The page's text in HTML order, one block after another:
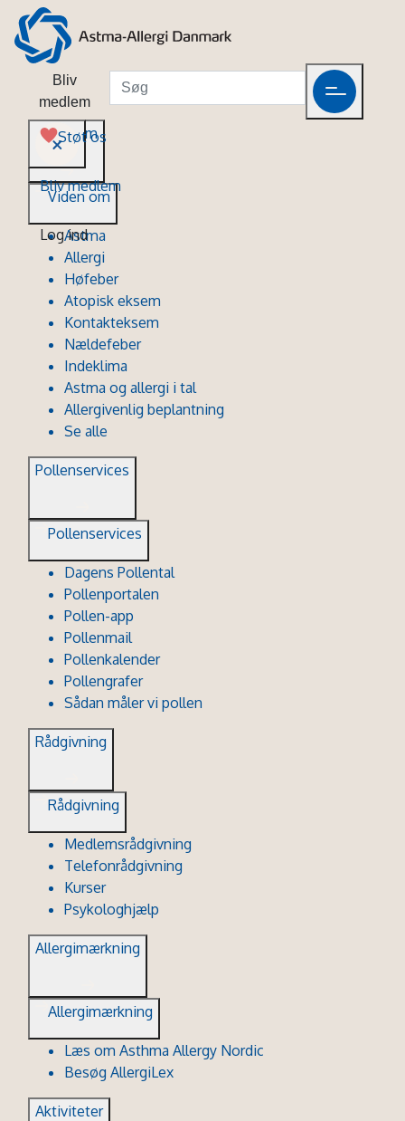
Bliv
medlem
Støt os
Bliv medlem
Log ind
Viden om
Viden om
Astma
Allergi
Høfeber
Atopisk eksem
Kontakteksem
Nældefeber
Indeklima
Astma og allergi i tal
Allergivenlig beplantning
Se alle
Pollenservices
Pollenservices
Dagens Pollental
Pollenportalen
Pollen-app
Pollenmail
Pollenkalender
Pollengrafer
Sådan måler vi pollen
Rådgivning
Rådgivning
Medlemsrådgivning
Telefonrådgivning
Kurser
Psykologhjælp
Allergimærkning
Allergimærkning
Læs om Asthma Allergy Nordic
Besøg AllergiLex
Aktiviteter